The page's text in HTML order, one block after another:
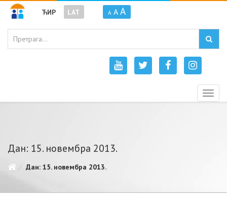
ЋИР LAT A A A
Дан: 15. новембра 2013.
Дан: 15. новембра 2013.